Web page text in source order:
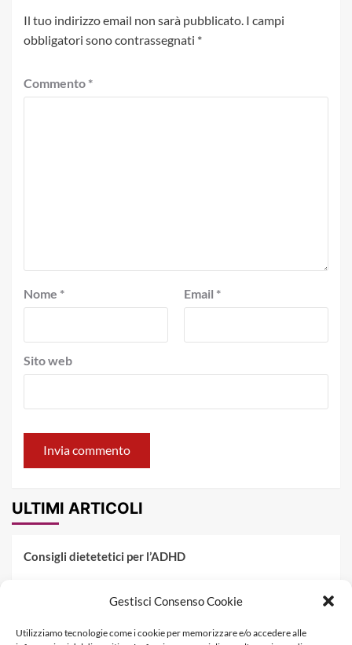
Gestisci Consenso Cookie
Utilizziamo tecnologie come i cookie per memorizzare e/o accedere alle
Il tuo indirizzo email non sarà pubblicato. I campi
obbligatori sono contrassegnati *
Commento *
Nome * Email *
Sito web
ULTIMI ARTICOLI
Consigli dietetetici per l’ADHD
Fenilchetonuria